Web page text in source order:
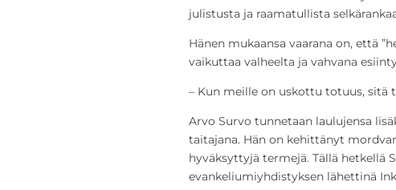
julistusta ja raamatullista
Hänen mukaansa vaarana on, että
vaikuttaa valheelta ja vahvana
– Kun meille on uskottu totuus, sitä
Arvo Survo tunnetaan laulujensa
taitajana. Hän on kehittänyt
hyväksyttyjä termejä. Tällä hetkellä
evankeliumiyhdistyksen lähettinä